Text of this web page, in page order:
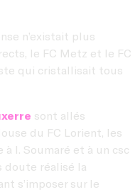
n’existait plus
le FC Metz et le FC
qui cristallisait tous
sont allés
du FC Lorient, les
à I. Soumaré et à un csc
doute réalisé la
s’imposer sur le